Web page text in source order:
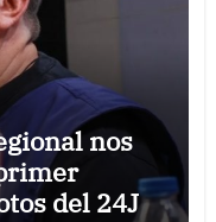
nos
del 24J